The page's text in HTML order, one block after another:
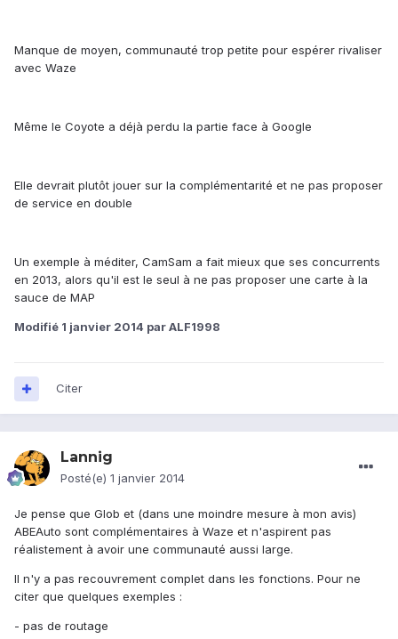
Manque de moyen, communauté trop petite pour espérer rivaliser
avec Waze
Même le Coyote a déjà perdu la partie face à Google
Elle devrait plutôt jouer sur la complémentarité et ne pas proposer
de service en double
Un exemple à méditer, CamSam a fait mieux que ses concurrents
en 2013, alors qu'il est le seul à ne pas proposer une carte à la
sauce de MAP
Modifié 1 janvier 2014 par ALF1998
Citer
Lannig
Posté(e) 1 janvier 2014
Je pense que Glob et (dans une moindre mesure à mon avis)
ABEAuto sont complémentaires à Waze et n'aspirent pas
réalistement à avoir une communauté aussi large.
Il n'y a pas recouvrement complet dans les fonctions. Pour ne
citer que quelques exemples :
- pas de routage